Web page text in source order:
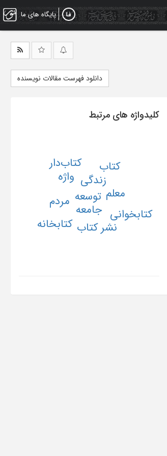
پایگاه های ما
دانلود فهرست مقالات نویسنده
کلیدواژه های مرتبط
توسعه
جامعه
زندگی
مردم
معلم
نشر کتاب
واژه
کتاب کتاب‌دار
کتابخانه
کتابخوانی